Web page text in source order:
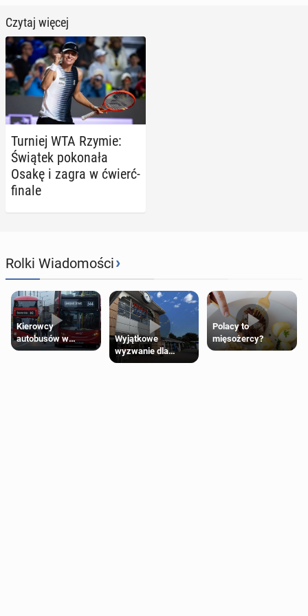
Czytaj więcej
Turniej WTA Rzymie:
Świątek po­ko­na­ła
Osakę i zagra w ćwierć­
fi­na­le
Rolki Wiadomości›
Kierowcy
autobusów w
Londynie
Wyjątkowe
wyzwanie dla
posiadaczy kart
Polacy to
mięsożercy?